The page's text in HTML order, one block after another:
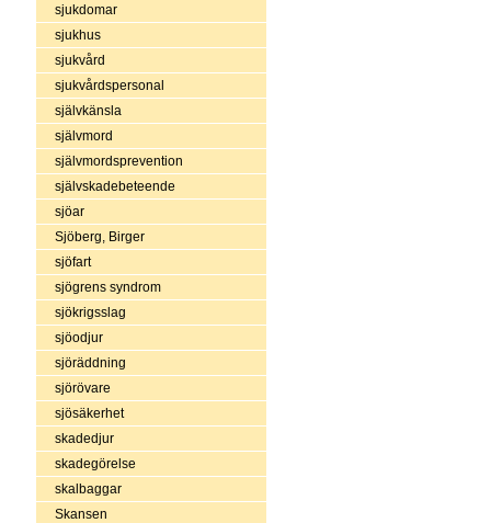
sjukdomar
sjukhus
sjukvård
sjukvårdspersonal
självkänsla
självmord
självmordsprevention
självskadebeteende
sjöar
Sjöberg, Birger
sjöfart
sjögrens syndrom
sjökrigsslag
sjöodjur
sjöräddning
sjörövare
sjösäkerhet
skadedjur
skadegörelse
skalbaggar
Skansen